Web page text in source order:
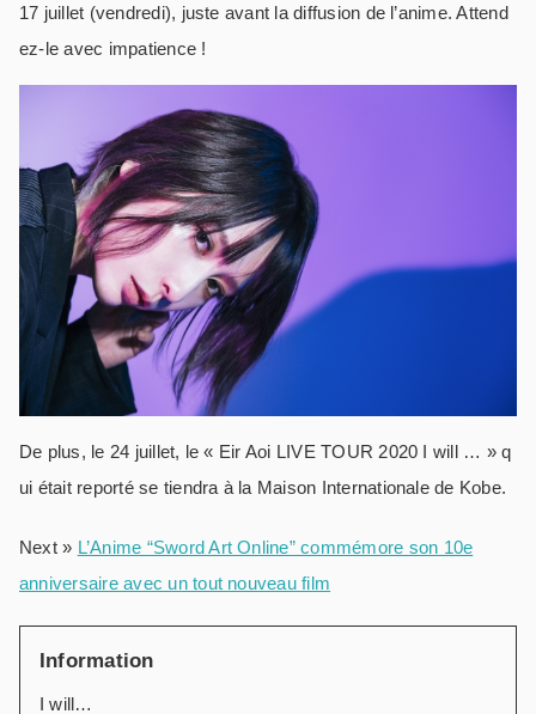
17 juillet (vendredi), juste avant la diffusion de l’anime. Attend
ez-le avec impatience !
De plus, le 24 juillet, le « Eir Aoi LIVE TOUR 2020 I will … » q
ui était reporté se tiendra à la Maison Internationale de Kobe.
Next » L’Anime “Sword Art Online” commémore son 10e
anniversaire avec un tout nouveau film
Information
I will…